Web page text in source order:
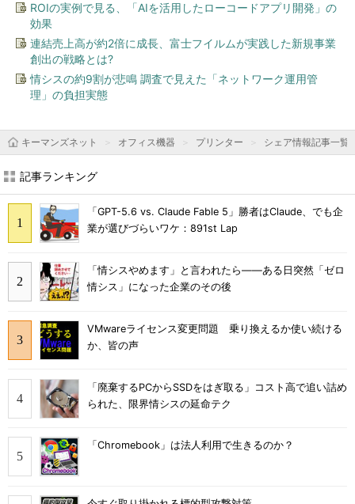
ROIの実例で見る、「AIを活用したローコードアプリ開発」の
効果
連結売上高が約2倍に成長、富士フイルムが実践した新規事業
創出の戦略とは?
情シスの約9割が悲鳴 調査で見えた「ネットワーク運用管
理」の負担実態
キーマンズネット オフィス機器 プリンター シェア情報記事一覧
記事ランキング
「GPT-5.6 vs. Claude Fable 5」勝者はClaude、でも企
業が選びづらいワケ：891st Lap
「情シスやめます」と言われたら――ある日突然「ゼロ
情シス」になった企業のその後
VMwareライセンス変更問題 乗り換えるか使い続ける
か、皆の声
「廃棄するPCからSSDをはぎ取る」コスト高で追い詰め
られた、限界情シスの延命テク
「Chromebook」は法人利用で生きるのか？